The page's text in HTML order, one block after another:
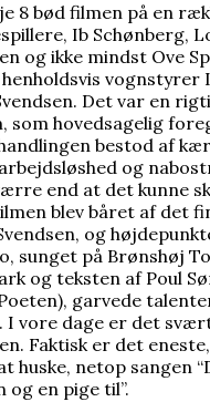
8 bød filmen på en
Ib Schønberg,
og ikke mindst Ove
henholdsvis vognstyrer
Det var en
som hovedsagelig
bestod af
og
end at det kunne
blev båret af det
og
sunget på Brønshøj
og teksten af Poul
garvede
I vore dage er det
Faktisk er det
huske, netop sangen
og en pige til”.